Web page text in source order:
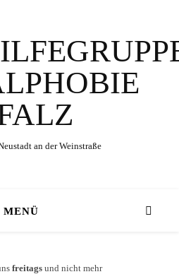
an der Weinstraße
MENÜ
freitags und nicht mehr